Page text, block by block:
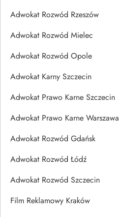
Adwokat Rozwód Rzeszów
Adwokat Rozwód Mielec
Adwokat Rozwód Opole
Adwokat Karny Szczecin
Adwokat Prawo Karne Szczecin
Adwokat Prawo Karne Warszawa
Adwokat Rozwód Gdańsk
Adwokat Rozwód Łódź
Adwokat Rozwód Szczecin
Film Reklamowy Kraków